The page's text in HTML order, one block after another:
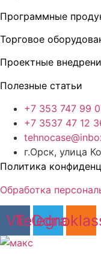
Программные
Торговое
Проектные
Полезные статьи
+7 353 747 99
+7 3537 47 12
г.Орск, улица
Политика
Обработка
VkTelegram